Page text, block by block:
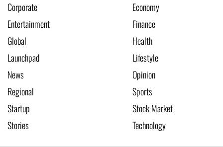
Corporate
Economy
Entertainment
Finance
Global
Health
Launchpad
Lifestyle
News
Opinion
Regional
Sports
Startup
Stock Market
Stories
Technology